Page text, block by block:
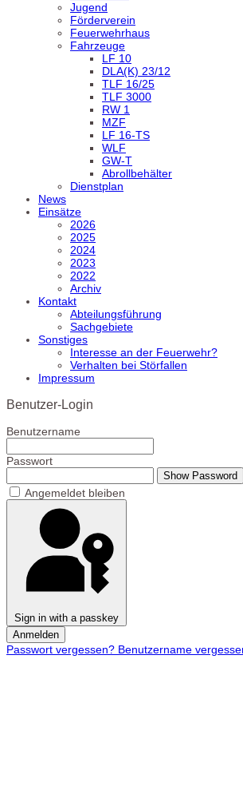
Jugend
Förderverein
Feuerwehrhaus
Fahrzeuge
LF 10
DLA(K) 23/12
TLF 16/25
TLF 3000
RW 1
MZF
LF 16-TS
WLF
GW-T
Abrollbehälter
Dienstplan
News
Einsätze
2026
2025
2024
2023
2022
Archiv
Kontakt
Abteilungsführung
Sachgebiete
Sonstiges
Interesse an der Feuerwehr?
Verhalten bei Störfallen
Impressum
Benutzer-Login
Benutzername
Passwort
Show Password
Angemeldet bleiben
Sign in with a passkey
Anmelden
Passwort vergessen? Benutzername